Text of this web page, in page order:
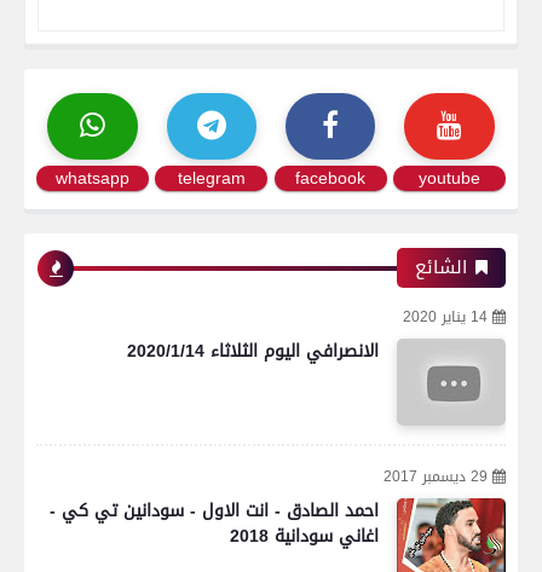
youtube
facebook
telegram
whatsapp
الشائع
14 يناير 2020
الانصرافي اليوم الثلاثاء 2020/1/14
29 ديسمبر 2017
احمد الصادق - انت الاول - سودانين تي كي -
اغاني سودانية 2018